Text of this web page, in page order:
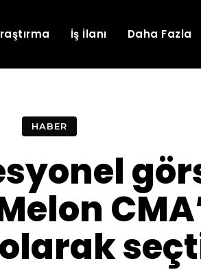
İş İlanı Daha Fazla
HABER